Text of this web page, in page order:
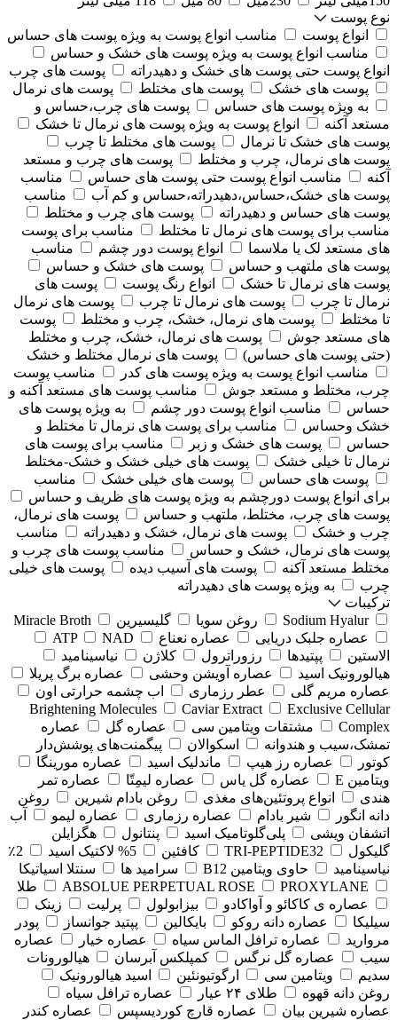
نوع پوست
انواع پوست
مناسب انواع پوست به ویژه پوست های حساس
مناسب انواع پوست به ویژه پوست های خشک و حساس
انواع پوست حتی پوست های خشک و دهیدراته
پوست های چرب
پوست های خشک
پوست های مختلط
پوست های نرمال
به ویژه پوست های حساس
پوست های چرب،حساس و
مستعد آکنه
انواع پوست به ویژه پوست های نرمال تا خشک
پوست های خشک تا نرمال
پوست های مختلط تا چرب
پوست های نرمال، چرب و مختلط
پوست های چرب و مستعد
آکنه
مناسب انواع پوست حتی پوست های حساس
مناسب
پوست های خشک،حساس،دهیدراته،حساس و کم آب
مناسب
پوست های حساس و دهیدراته
پوست های چرب و مختلط
مناسب برای پوست های نرمال تا مختلط
مناسب برای پوست
های مستعد لک یا ملاسما
انواع پوست دور چشم
مناسب
پوست های ملتهب و حساس
پوست های خشک و حساس
پوست های نرمال تا خشک
انواع رنگ پوست
پوست های
نرمال تا چرب
پوست های نرمال تا چرب
پوست های نرمال
تا مختلط
پوست های نرمال، خشک، چرب و مختلط
پوست
های مستعد جوش
پوست های نرمال، خشک، چرب و مختلط
(حتی پوست های حساس)
پوست های نرمال مختلط و خشک
مناسب انواع پوست به ویژه پوست های کدر
مناسب پوست
چرب، مختلط و مستعد جوش
مناسب پوست های مستعد آکنه و
حساس
مناسب انواع پوست دور چشم
به ویژه پوست های
خشک وحساس
مناسب برای پوست های نرمال تا مختلط و
حساس
پوست های خشک و زبر
مناسب برای پوست های
نرمال تا خیلی خشک
پوست های خیلی خشک و خشک-مختلط
پوست های حساس
پوست های خیلی خشک
مناسب
برای انواع پوست دورچشم به ویژه پوست های ظریف و حساس
پوست های چرب، مختلط، ملتهب و حساس
پوست های نرمال،
چرب و خشک
پوست های نرمال، خشک و دهیدراته
مناسب
پوست های نرمال، خشک و حساس
مناسب پوست های چرب و
مختلط مستعد آکنه
پوست های آسیب دیده
پوست های خیلی
چرب
به ویژه پوست های دهیدراته
ترکیبات
Sodium Hyalur
روغن سویا گلیسیرین
Miracle Broth
عصاره جلبک دریایی
عصاره نعناع ATP
NAD
الاستین
پپتیدها رزوراترول کلاژن
⁠نیاسینامید
هیالورونیک اسید
عصاره آویشن وحشی
عصاره برگ پریلا
عصاره مریم گلی
عطر رزماری
اب چشمه حرارتی اون
Brightening Molecules
Caviar Extract
Exclusive Cellular
Complex
مشتقات ویتامین سی عصاره گل
عصاره
تمشک،سیب و هندوانه
اسکوالان
پیگمنت‌های پوشش‌دار
کوتور
عصاره رز هیپ ماندلیک اسید
عصاره مورینگا
ویتامین E
عصاره گل یاس عصاره لیمِتّا
عصاره تمر
هندی
انواع پروتئین‌های مغذی روغن بادام شیرین
روغن
دانه انگور
شیر بادام عصاره رزماری عصاره لیمو
آب
اتشفان ویشی
پلی‌گلوتامیک اسید پنتانول
هگزایلن
گلیکول
TRI-PEPTIDE32 کافئین 5% لاکتیک اسید
2٪
نیاسینامید
حاوی ویتامین B12 سرامید ها
سنتلا اسیاتیکا
ABSOLUE PERPETUAL ROSE
PROXYLANE
طلا
عصاره ی کاکائو و آواکادو
بیزابولول پرلیت
زینک
سیلیکا
عصاره دانه روکو بایکالین پپتید جوانساز
پودر
مروارید
عصاره ترافل الماس سیاه عصاره خیار
عصاره
سیب
عصاره گل نرگس کمپلکس آبرسان
هیالورونات
سدیم
ویتامین سی ارگوتیونئین
اسید هیالورونیک
روغن دانه قهوه
طلای ۲۴ عیار
عصاره ترافل سیاه
عصاره شیرین بیان
عصاره قارچ کوردیسپس
عصاره کندر